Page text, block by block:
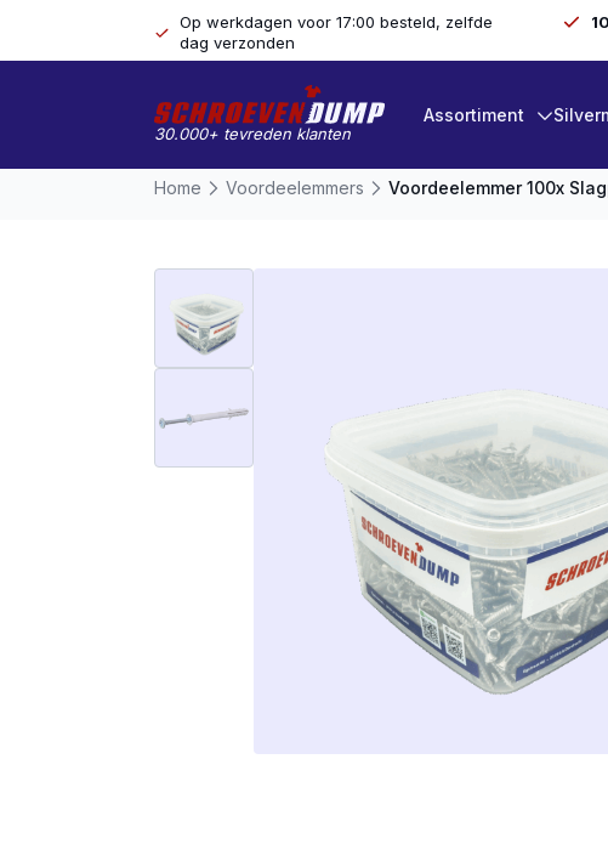
Op werkdagen voor 17:00 besteld, zelfde
dag verzonden
30.000+ tevreden klanten
Assortiment
Home Voordeelemmers Voordeelemmer 100x